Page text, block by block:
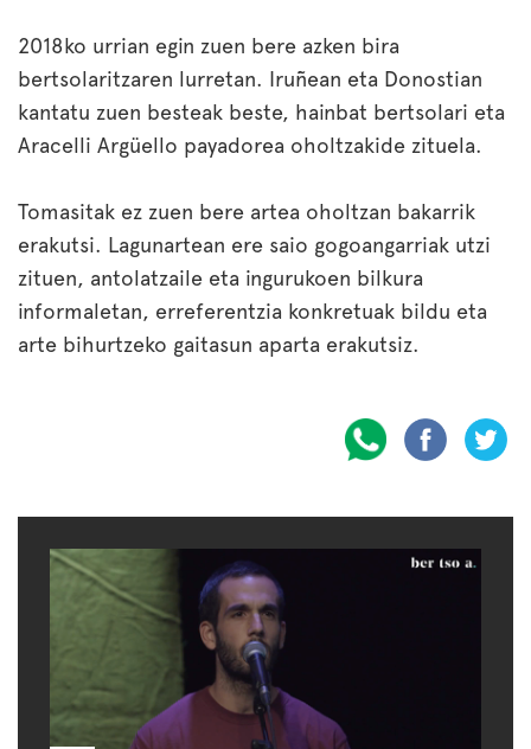
2018ko urrian egin zuen bere azken bira
bertsolaritzaren lurretan. Iruñean eta Donostian
kantatu zuen besteak beste, hainbat bertsolari eta
Aracelli Argüello payadorea oholtzakide zituela.
Tomasitak ez zuen bere artea oholtzan bakarrik
erakutsi. Lagunartean ere saio gogoangarriak utzi
zituen, antolatzaile eta ingurukoen bilkura
informaletan, erreferentzia konkretuak bildu eta
arte bihurtzeko gaitasun aparta erakutsiz.